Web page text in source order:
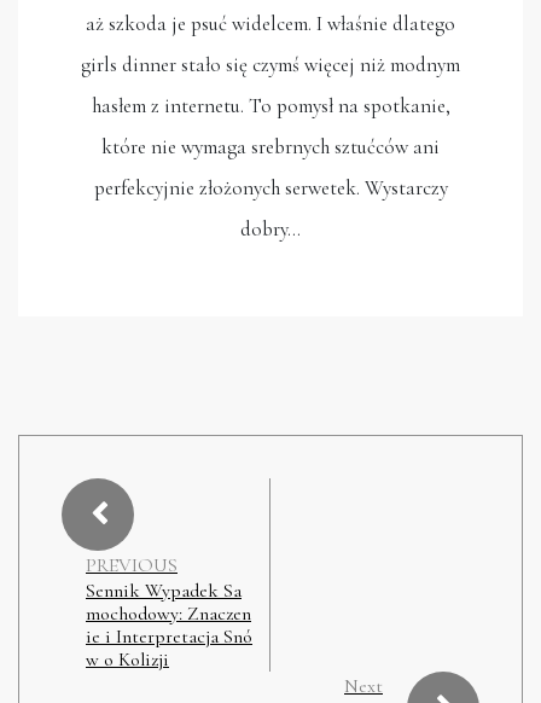
aż szkoda je psuć widelcem. I właśnie dlatego
girls dinner stało się czymś więcej niż modnym
hasłem z internetu. To pomysł na spotkanie,
które nie wymaga srebrnych sztućców ani
perfekcyjnie złożonych serwetek. Wystarczy
dobry…
PREVIOUS
Sennik Wypadek Sa
mochodowy: Znaczen
ie i Interpretacja Snó
w o Kolizji
Next